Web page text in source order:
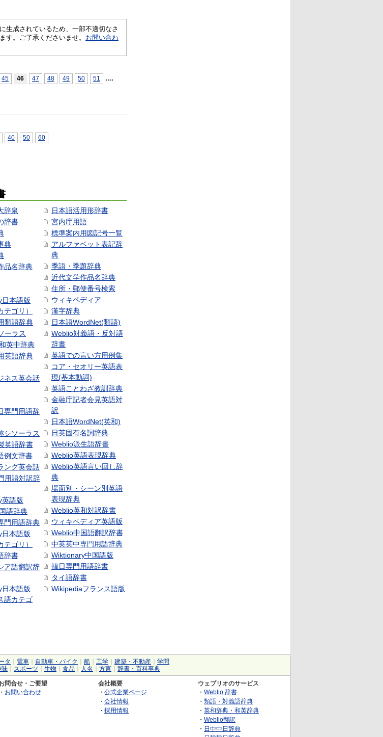
生成されているため、一部不適切なさ
す。ご了承くださいませ。 お問い合わ
45 46 47 48 49 50 51 ....
40 50 60
辞泉
辞書
典
品名辞典
本語版
テゴリ）
類語辞典
ーラス
英中辞典
英語辞典
ネス英会話
専門用語辞
シソーラス
英語辞書
例文辞書
ング英会話
用語対訳辞
語版
語辞典
門用語辞典
本語版
テゴリ）
辞書
ア語翻訳辞
本語版
語カテゴ
日本語活用形辞書
宮内庁用語
標準案内用図記号一覧
アルファベット表記辞
典
季語・季題辞典
近代文学作品名辞典
住所・郵便番号検索
ウィキペディア
漢字辞典
日本語WordNet(類語)
Weblio対義語・反対語
辞書
英語での言い方用例集
コア・セオリー英語表
現(基本動詞)
英語ことわざ教訓辞典
金融庁記者会見英語対
訳
日本語WordNet(英和)
日英固有名詞辞典
Weblio派生語辞書
Weblio英語表現辞典
Weblio英語言い回し辞
典
場面別・シーン別英語
表現辞典
Weblio英和対訳辞書
ウィキペディア英語版
Weblio中国語翻訳辞書
中英英中専門用語辞典
Wiktionary中国語版
韓日専門用語辞書
タイ語辞書
Wikipediaフランス語版
タ 電車 自動車・バイク 船 工学 建築・不動産
学問
味 スポーツ 生物 食品 人名 方言 辞書・百科事典
問合せ・ご要望
・ お問い合わせ
会社概要
・ 公式企業ページ
・ 会社情報
・ 採用情報
ウェブリオのサービス
・ Weblio 辞書
・ 類語・対義語辞典
・ 英和辞典・和英辞典
・ Weblio翻訳
・ 日中中日辞典